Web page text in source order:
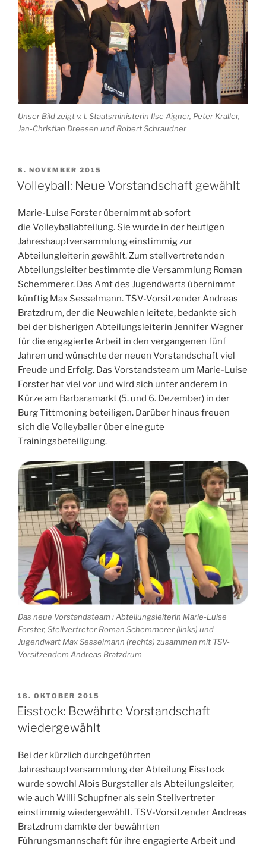
Unser Bild zeigt v. l. Staatsministerin Ilse Aigner, Peter Kraller,
Jan-Christian Dreesen und Robert Schraudner
VERÖFFENTLICHT
AM
8. NOVEMBER 2015
Volleyball: Neue Vorstandschaft gewählt
Marie-Luise Forster übernimmt ab sofort
die Volleyballabteilung. Sie wurde in der heutigen
Jahreshauptversammlung einstimmig zur
Abteilungleiterin gewählt. Zum stellvertretenden
Abteilungsleiter bestimmte die Versammlung Roman
Schemmerer. Das Amt des Jugendwarts übernimmt
künftig Max Sesselmann. TSV-Vorsitzender Andreas
Bratzdrum, der die Neuwahlen leitete, bedankte sich
bei der bisherigen Abteilungsleiterin Jennifer Wagner
für die engagierte Arbeit in den vergangenen fünf
Jahren und wünschte der neuen Vorstandschaft viel
Freude und Erfolg. Das Vorstandsteam um Marie-Luise
Forster hat viel vor und wird sich unter anderem in
Kürze am Barbaramarkt (5. und 6. Dezember) in der
Burg Tittmoning beteiligen. Darüber hinaus freuen
sich die Volleyballer über eine gute
Trainingsbeteiligung.
Das neue Vorstandsteam : Abteilungsleiterin Marie-Luise
Forster, Stellvertreter Roman Schemmerer (links) und
Jugendwart Max Sesselmann (rechts) zusammen mit TSV-
Vorsitzendem Andreas Bratzdrum
VERÖFFENTLICHT
AM
18. OKTOBER 2015
Eisstock: Bewährte Vorstandschaft
wiedergewählt
Bei der kürzlich durchgeführten
Jahreshauptversammlung der Abteilung Eisstock
wurde sowohl Alois Burgstaller als Abteilungsleiter,
wie auch Willi Schupfner als sein Stellvertreter
einstimmig wiedergewählt. TSV-Vorsitzender Andreas
Bratzdrum damkte der bewährten
Führungsmannschaft für ihre engagierte Arbeit und